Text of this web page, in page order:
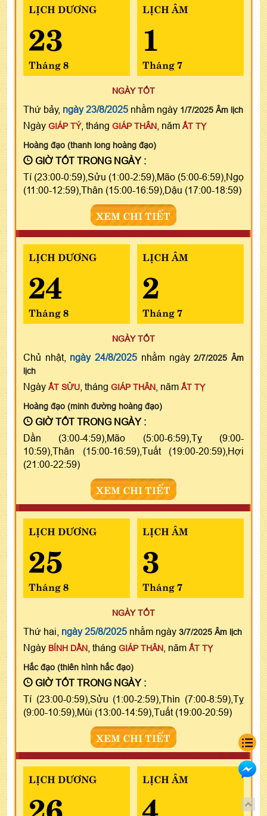
LỊCH DƯƠNG
23
Tháng 8
LỊCH ÂM
1
Tháng 7
NGÀY TỐT
Thứ bảy, ngày 23/8/2025 nhằm ngày 1/7/2025 Âm lịch
Ngày GIÁP TÝ, tháng GIÁP THÂN , năm ẤT TỴ
Hoàng đạo (thanh long hoàng đạo)
GIỜ TỐT TRONG NGÀY :
Tí (23:00-0:59),Sửu (1:00-2:59),Mão (5:00-6:59),Ngọ
(11:00-12:59),Thân (15:00-16:59),Dậu (17:00-18:59)
XEM CHI TIẾT
LỊCH DƯƠNG
24
Tháng 8
LỊCH ÂM
2
Tháng 7
NGÀY TỐT
Chủ nhật, ngày 24/8/2025 nhằm ngày2/7/2025 Âm
lịch
Ngày ẤT SỬU , tháng GIÁP THÂN , năm ẤT TỴ
Hoàng đạo (minh đường hoàng đạo)
GIỜ TỐT TRONG NGÀY :
Dần (3:00-4:59),Mão (5:00-6:59),Tỵ (9:00-
10:59),Thân (15:00-16:59),Tuất (19:00-20:59),Hợi
(21:00-22:59)
XEM CHI TIẾT
LỊCH DƯƠNG
25
Tháng 8
LỊCH ÂM
3
Tháng 7
NGÀY TỐT
Thứ hai, ngày 25/8/2025 nhằm ngày 3/7/2025 Âm lịch
Ngày BÍNH DẦN , tháng GIÁP THÂN , năm ẤT TỴ
Hắc đạo (thiên hình hắc đạo)
GIỜ TỐT TRONG NGÀY :
Tí (23:00-0:59),Sửu (1:00-2:59),Thìn (7:00-8:59),Tỵ
(9:00-10:59),Mùi (13:00-14:59),Tuất (19:00-20:59)
XEM CHI TIẾT
LỊCH DƯƠNG
26
LỊCH ÂM
4